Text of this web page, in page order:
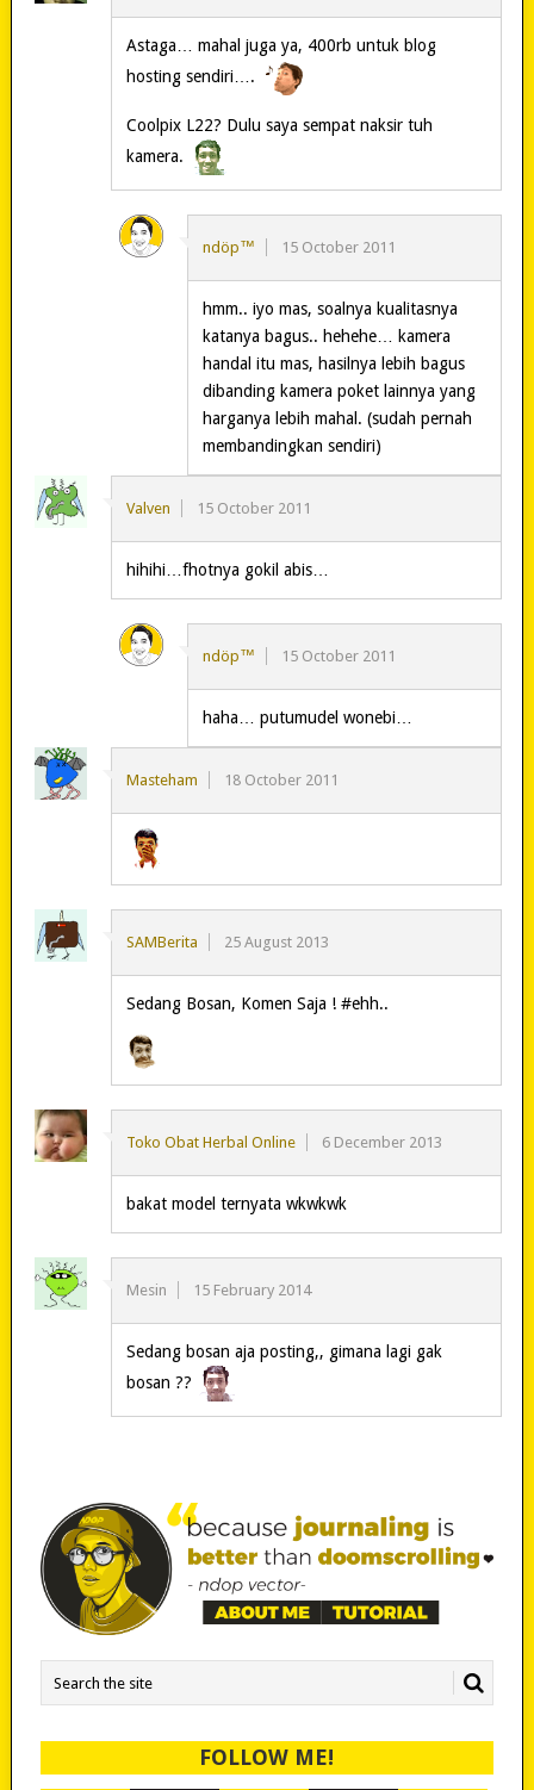
Astaga… mahal juga ya, 400rb untuk blog
hosting sendiri….
Coolpix L22? Dulu saya sempat naksir tuh
kamera.
ndöp™ 15 October 2011
hmm.. iyo mas, soalnya kualitasnya
katanya bagus.. hehehe… kamera
handal itu mas, hasilnya lebih bagus
dibanding kamera poket lainnya yang
harganya lebih mahal. (sudah pernah
membandingkan sendiri)
Valven 15 October 2011
hihihi…fhotnya gokil abis…
ndöp™ 15 October 2011
haha… putumudel wonebi…
Masteham 18 October 2011
SAMBerita 25 August 2013
Sedang Bosan, Komen Saja ! #ehh..
Toko Obat Herbal Online 6 December 2013
bakat model ternyata wkwkwk
Mesin 15 February 2014
Sedang bosan aja posting,, gimana lagi gak
bosan ??
FOLLOW ME!